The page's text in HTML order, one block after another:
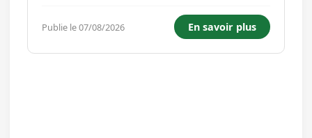
sont importantes avec des ouvertures prévues
dans la France entière et dans le monde. Venez
nous rejoindre po...
Publie le 07/08/2026 En savoir plus